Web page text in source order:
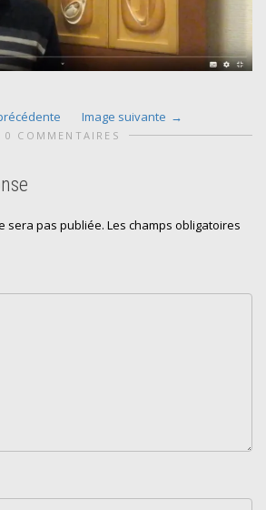
Image suivante
0 COMMENTAIRES
sera pas publiée. Les champs obligatoires